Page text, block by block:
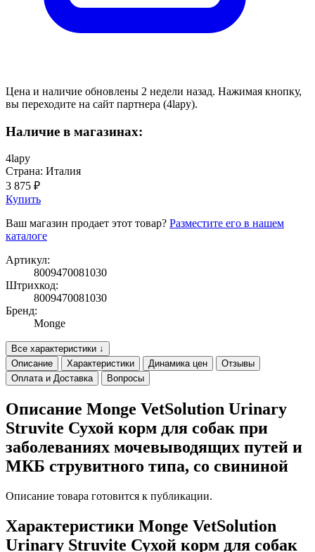
Цена и наличие обновлены 2 недели назад. Нажимая кнопку,
вы переходите на сайт партнера (4lapy).
Наличие в магазинах:
4lapy
Страна: Италия
3 875 ₽
Купить
Ваш магазин продает этот товар? Разместите его в нашем
каталоге
Артикул:
8009470081030
Штрихкод:
8009470081030
Бренд:
Monge
Все характеристики ↓
Описание
Характеристики Динамика цен
Отзывы
Оплата и Доставка
Вопросы
Описание Monge VetSolution Urinary
Struvite Сухой корм для собак при
заболеваниях мочевыводящих путей и
МКБ струвитного типа, со свининой
Описание товара готовится к публикации.
Характеристики Monge VetSolution
Urinary Struvite Сухой корм для собак